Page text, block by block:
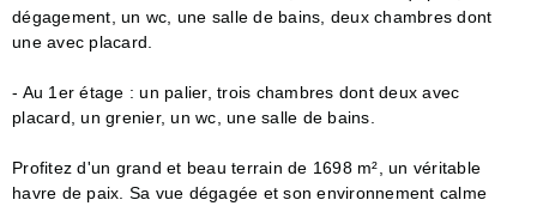
dégagement, un wc, une salle de bains, deux chambres dont
une avec placard.
- Au 1er étage : un palier, trois chambres dont deux avec
placard, un grenier, un wc, une salle de bains.
Profitez d'un grand et beau terrain de 1698 m², un véritable
havre de paix. Sa vue dégagée et son environnement calme